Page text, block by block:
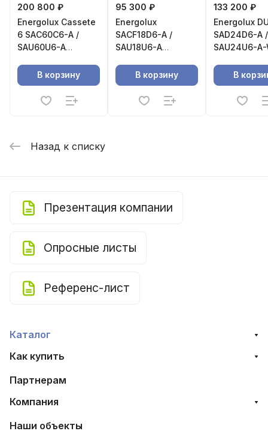
200 800 ₽
Energolux Cassete
6 SAС60С6-A /
SAU60U6-A
системаВ корзину
95 300 ₽
Energolux
SAСF18D6-A /
SAU18U6-A
потолочная
сплит-система
В корзину
133 200 ₽
Energolux
SAD24D6-A /
SAU24U6-
канального
В
Назад к списку
Презентация компании
Опросные листы
Референс-лист
Каталог
Как купить
Партнерам
Компания
Наши объекты